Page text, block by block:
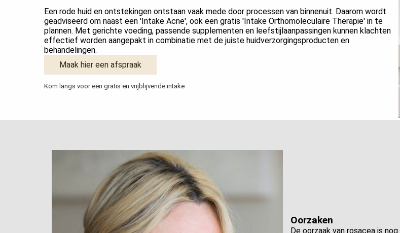
Een rode huid en ontstekingen ontstaan vaak mede door processen van binnenuit. Daarom wordt
geadviseerd om naast een 'Intake Acne', ook een gratis 'Intake Orthomoleculaire Therapie' in te
plannen. Met gerichte voeding, passende supplementen en leefstijlaanpassingen kunnen klachten
effectief worden aangepakt in combinatie met de juiste huidverzorgingsproducten en
behandelingen.
Maak hier een afspraak
Kom langs voor een gratis en vrijblijvende intake
Oorzaken
De oorzaak van rosacea is